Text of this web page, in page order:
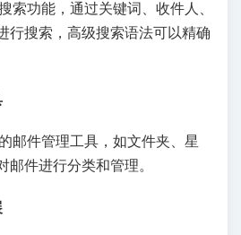
索功能，通过关键词、收件人、
行搜索，高级搜索语法可以精确
邮件管理工具，如文件夹、星
邮件进行分类和管理。